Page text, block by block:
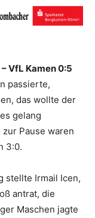
VfL Kamen 0:5
passierte,
das wollte der
gelang
Pause waren
3:0.
stellte Irmail Icen,
antrat, die
Maschen jagte